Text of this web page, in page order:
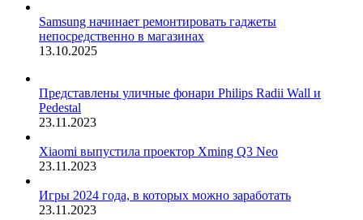
Samsung начинает ремонтировать гаджеты
непосредственно в магазинах
13.10.2025
Представлены уличные фонари Philips Radii Wall и
Pedestal
23.11.2023
Xiaomi выпустила проектор Xming Q3 Neo
23.11.2023
Игры 2024 года, в которых можно заработать
23.11.2023